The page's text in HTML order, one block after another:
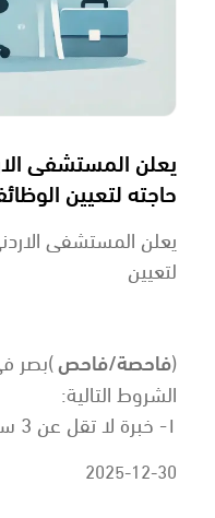
يعلن المستشفى
حاجته لتعيين
يعلن المستشفى
لتعيين
(فاحصة/فاحص)بصر
الشروط التالية:
١- خبرة لا تقل عن 3 سنوات في فحص النظر
2025-12-30